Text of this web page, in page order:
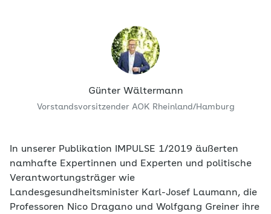
Günter Wältermann
Vorstandsvorsitzender AOK Rheinland/Hamburg
In unserer Publikation IMPULSE 1/2019 äußerten
namhafte Expertinnen und Experten und politische
Verantwortungsträger wie
Landesgesundheitsminister Karl-Josef Laumann, die
Professoren Nico Dragano und Wolfgang Greiner ihre